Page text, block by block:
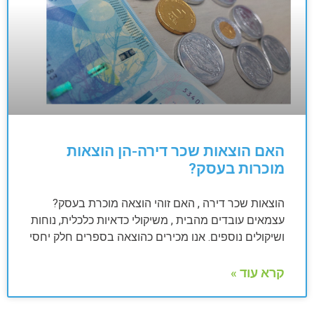
האם הוצאות שכר דירה-הן הוצאות
מוכרות בעסק?
הוצאות שכר דירה , האם זוהי הוצאה מוכרת בעסק?
עצמאים עובדים מהבית , משיקולי כדאיות כלכלית, נוחות
ושיקולים נוספים. אנו מכירים כהוצאה בספרים חלק יחסי
קרא עוד »